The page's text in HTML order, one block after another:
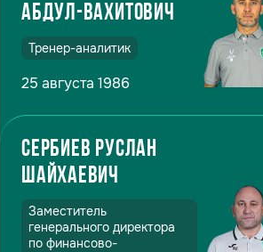
Абдул-Вахитович
Тренер-аналитик
25 августа 1986
Сербиев Руслан
Шайхаевич
Заместитель
генерального директора
по финансово-